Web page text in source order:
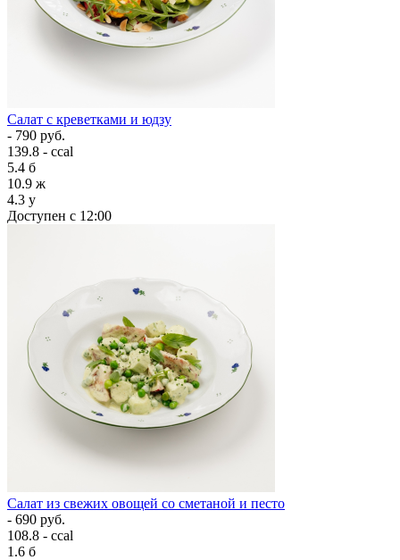
Салат с креветками и юдзу
- 790 руб.
139.8 - ccal
5.4 б
10.9 ж
4.3 у
Доступен с 12:00
Салат из свежих овощей со сметаной и песто
- 690 руб.
108.8 - ccal
1.6 б